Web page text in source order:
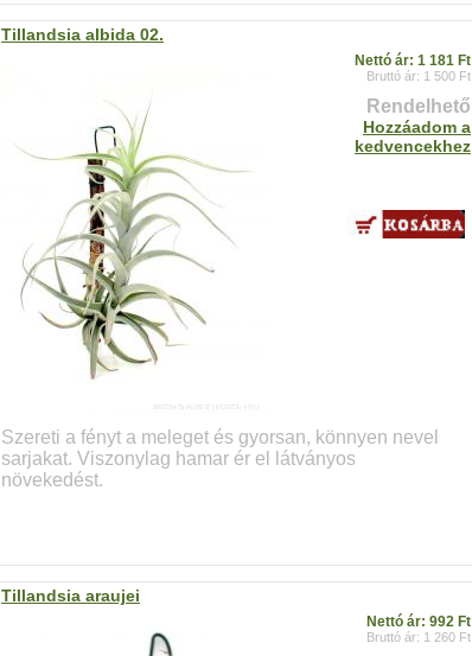
Tillandsia albida 02.
Nettó ár: 1 181 Ft
Bruttó ár: 1 500 Ft
Rendelhető
Hozzáadom a
kedvencekhez
Szereti a fényt a meleget és gyorsan, könnyen nevel
sarjakat. Viszonylag hamar ér el látványos
növekedést.
Tillandsia araujei
Nettó ár: 992 Ft
Bruttó ár: 1 260 Ft